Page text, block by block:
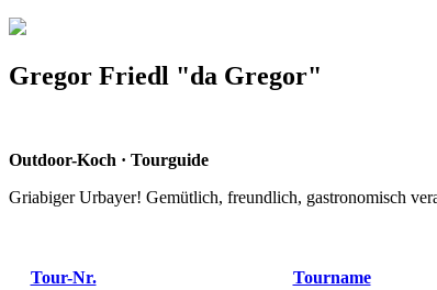
Gregor Friedl "da Gregor"
Outdoor-Koch · Tourguide
Griabiger Urbayer! Gemütlich, freundlich, gastronomisch
Tour-Nr. Tourname